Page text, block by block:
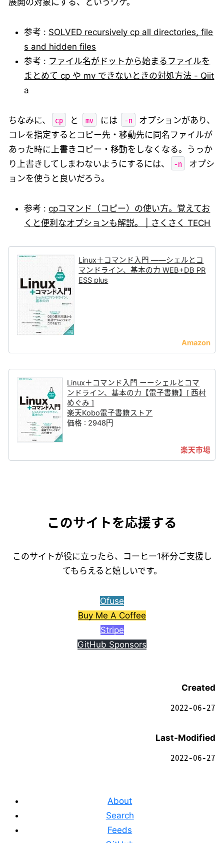
展開の対象にする、というワケ。
参考 : SOLVED recursively cp all directories, file
s and hidden files
参考 : ファイル名がドットから始まるファイルを
まとめて cp や mv できないときの対処方法 - Qiit
a
ちなみに、 cp と mv には -n
オプションがあり、
コレを指定するとコピー先・移動先に同名ファイルが
あった時に上書きコピー・移動をしなくなる。うっか
り上書きしてしまわないようにするには、
-n
オプシ
ョンを使うと良いだろう。
参考 :cpコマンド（コピー）の使い方。覚えてお
くと便利なオプションも解説。 | さくさく TECH
Linux＋コマンド入門 ——シェルとコ
マンドライン、基本の力 WEB+DB PR
ESS plus
Linux＋コマンド入門 ーーシェルとコマ
ンドライン、基本の力【電子書籍】[ 西村
めぐみ ]
楽天Kobo電子書籍ストア
価格 : 2948円
このサイトを応援する
このサイトが役に立ったら、コーヒー1杯分ご支援し
てもらえると嬉しいです。
Ofuse
Buy Me A Coffee
Stripe
GitHub Sponsors
Created
2022-06-27
Last-Modified
2022-06-27
About
Search
Feeds